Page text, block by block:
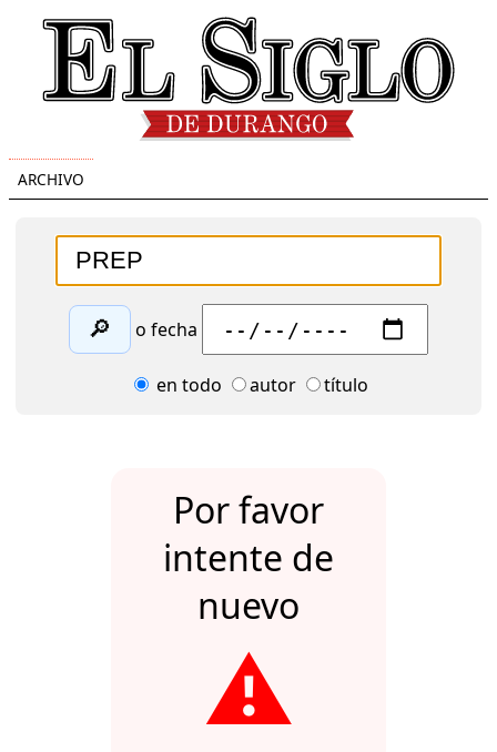
ARCHIVO
🔎 o fecha
en todo autor título
Por favor
intente de
nuevo
⚠️